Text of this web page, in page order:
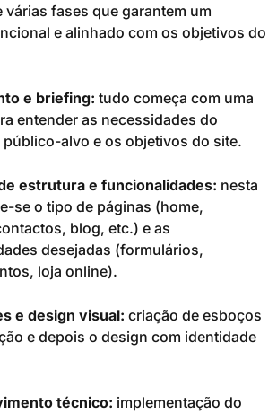
fases que garantem um
e alinhado com os objetivos do
e briefing: tudo começa com uma
entender as necessidades do
alvo e os objetivos do site.
estrutura e funcionalidades: nesta
se o tipo de páginas (home,
blog, etc.) e as
desejadas (formulários,
loja online).
e design visual: criação de esboços
e depois o design com identidade
técnico: implementação do